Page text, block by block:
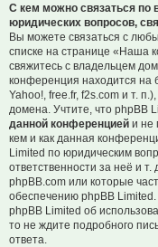
С кем можно связаться по
юридических вопросов,
Вы можете связаться с
списке на странице «Наша
свяжитесь с владельцем
конференция находится на
Yahoo!, free.fr, f2s.com и т.
домена. Учтите, что phpBB
данной конференцией и не
кем и как данная
Limited по юридическим
ответственности за неё и т.
phpBB.com или которые
обеспечению phpBB
phpBB Limited об
то не ждите подробного
ответа.